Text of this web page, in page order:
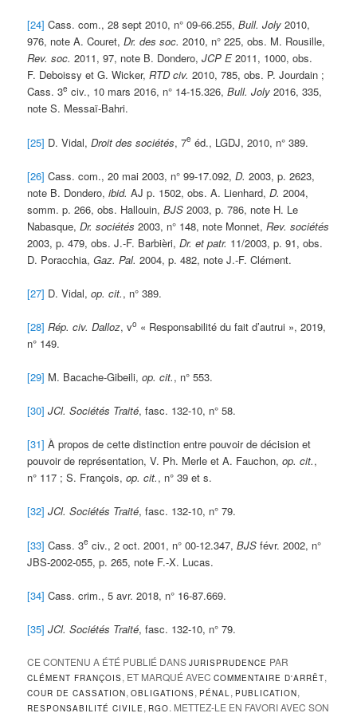
[24] Cass. com., 28 sept 2010, n° 09-66.255,Bull.Joly 2010,
976, note A. Couret,Dr. des soc. 2010, n° 225, obs. M. Rousille,
Rev. soc. 2011, 97, note B. Dondero,JCP E 2011, 1000, obs.
F. Deboissy et G. Wicker,RTD civ. 2010, 785, obs. P. Jourdain ;
Cass. 3e civ., 10 mars 2016, n° 14-15.326,Bull. Joly 2016, 335,
note S. Messaï-Bahri.
[25] D. Vidal,Droit des sociétés, 7e éd., LGDJ, 2010, n° 389.
[26] Cass. com., 20 mai 2003, n° 99-17.092,D. 2003, p. 2623,
note B. Dondero,ibid. AJ p. 1502, obs. A. Lienhard,D. 2004,
somm. p. 266, obs. Hallouin,BJS 2003, p. 786, note H. Le
Nabasque,Dr. sociétés 2003, n° 148, note Monnet,Rev. sociétés
2003, p. 479, obs. J.-F. Barbièri,Dr. et patr. 11/2003, p. 91, obs.
D. Poracchia,Gaz. Pal. 2004, p. 482, note J.-F. Clément.
[27] D. Vidal,op. cit., n° 389.
[28] Rép. civ. Dalloz, vo « Responsabilité du fait d’autrui », 2019,
n° 149.
[29] M. Bacache-Gibeili,op. cit., n° 553.
[30] JCl. Sociétés Traité, fasc. 132-10, n° 58.
[31] À propos de cette distinction entre pouvoir de décision et
pouvoir de représentation, V. Ph. Merle et A. Fauchon,op. cit.,
n° 117 ; S. François,op. cit., n° 39 et s.
[32] JCl. Sociétés Traité, fasc. 132-10, n° 79.
[33] Cass. 3e civ., 2 oct. 2001, n° 00-12.347,BJS févr. 2002, n°
JBS-2002-055, p. 265, note F.-X. Lucas.
[34] Cass. crim., 5 avr. 2018, n° 16-87.669.
[35] JCl. Sociétés Traité, fasc. 132-10, n° 79.
CE CONTENU A ÉTÉ PUBLIÉ DANSJURISPRUDENCE PAR
CLÉMENT FRANÇOIS, ET MARQUÉ AVECCOMMENTAIRE D'ARRÊT,
COUR DE CASSATION,OBLIGATIONS, PÉNAL, PUBLICATION,
RESPONSABILITÉ CIVILE , RGO. METTEZ-LE EN FAVORI AVEC SON